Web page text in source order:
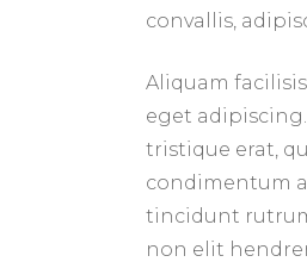
convallis,
Aliquam
eget
tristique erat,
condimentum
tincidunt
non elit